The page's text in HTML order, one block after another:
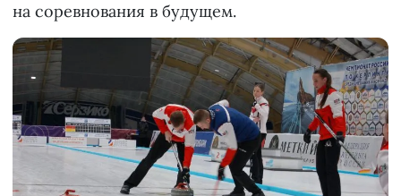
на соревнования в будущем.